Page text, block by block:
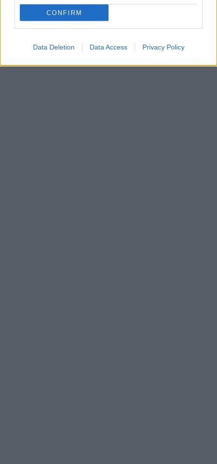
CONFIRM
Data Deletion Data Access Privacy Policy